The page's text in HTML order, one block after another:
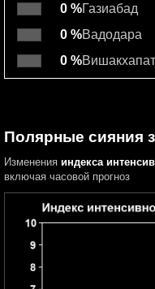
0 %Газиабад
0 %Вадодара
0 %
Полярные сияния
Изменения индекса
включая часовой прогноз